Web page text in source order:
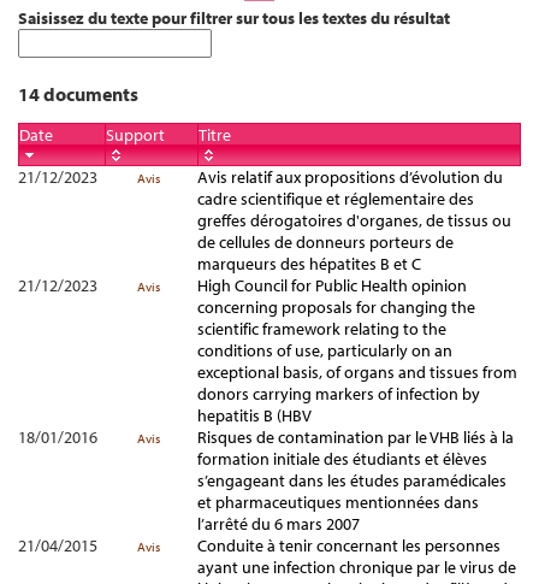
Saisissez du texte pour filtrer sur tous les textes du résultat
14 documents
Date Support
Titre
21/12/2023
Avis
Avis relatif aux propositions d’évolution du
cadre scientifique et réglementaire des
greffes dérogatoires d'organes, de tissus ou
de cellules de donneurs porteurs de
marqueurs des hépatites B et C
21/12/2023
Avis
High Council for Public Health opinion
concerning proposals for changing the
scientific framework relating to the
conditions of use, particularly on an
exceptional basis, of organs and tissues from
donors carrying markers of infection by
hepatitis B (HBV
18/01/2016
Avis
Risques de contamination par le VHB liés à la
formation initiale des étudiants et élèves
s’engageant dans les études paramédicales
et pharmaceutiques mentionnées dans
l’arrêté du 6 mars 2007
21/04/2015
Avis
Conduite à tenir concernant les personnes
ayant une infection chronique par le virus de